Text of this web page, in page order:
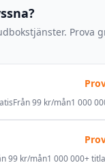
Prova
Från 99 kr/mån1 000
99 kr/mån1 000 000+